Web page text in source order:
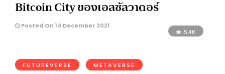
Bitcoin City ของเอลซัลวาดอร์
Posted On 14 December 2021
5.4K
FUTUREVERSE METAVERSE